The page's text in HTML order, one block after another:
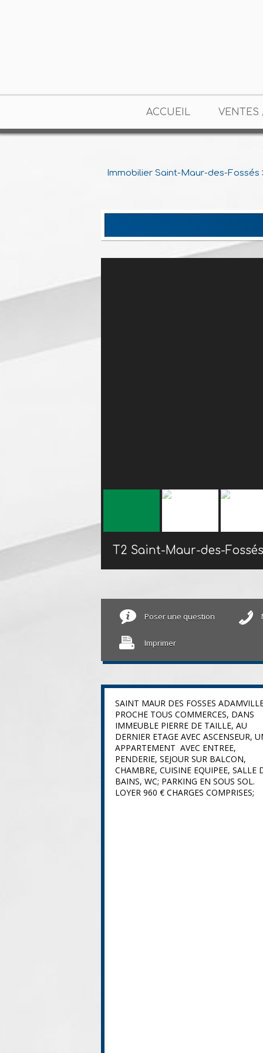
ACCUEIL VENTES
Immobilier Saint-Maur-des-Fossés
T2 Saint-Maur-des-
Poser une question
Imprimer
SAINT MAUR DES FOSSES
PROCHE TOUS COMMERCES, DANS
IMMEUBLE PIERRE DE TAILLE, AU
DERNIER ETAGE AVEC ASCENSEUR,
APPARTEMENT AVEC ENTREE,
PENDERIE, SEJOUR SUR BALCON,
CHAMBRE, CUISINE EQUIPEE, SALLE
BAINS, WC; PARKING EN SOUS SOL.
LOYER 960 € CHARGES COMPRISES;